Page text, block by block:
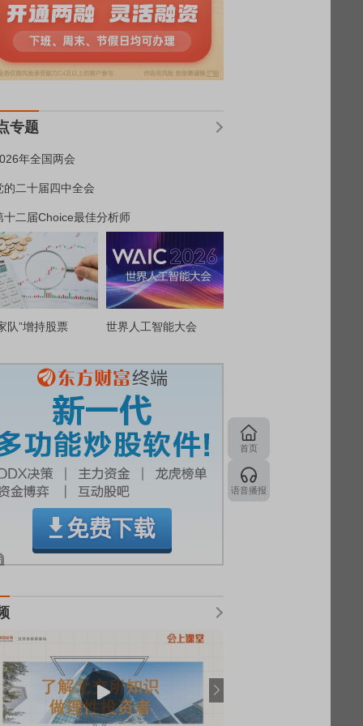
专题
年全国两会
的二十届四中全会
十二届Choice最佳分析师
队”增持股票 世界人工智能大会
首页
语音播报